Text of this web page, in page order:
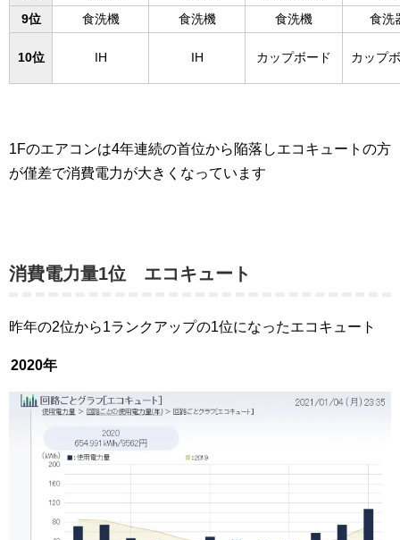
9位
食洗機 食洗機 食洗機 食洗
10位 IH IH カップボード カップ
1Fのエアコンは4年連続の首位から陥落しエコキュートの方
が僅差で消費電力が大きくなっています
消費電力量1位 エコキュート
昨年の2位から1ランクアップの1位になったエコキュート
2020年